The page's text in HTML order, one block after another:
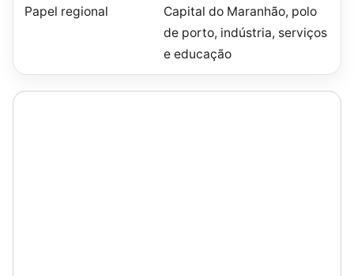
Papel regional
Capital do Maranhão, polo
de porto, indústria, serviços
e educação